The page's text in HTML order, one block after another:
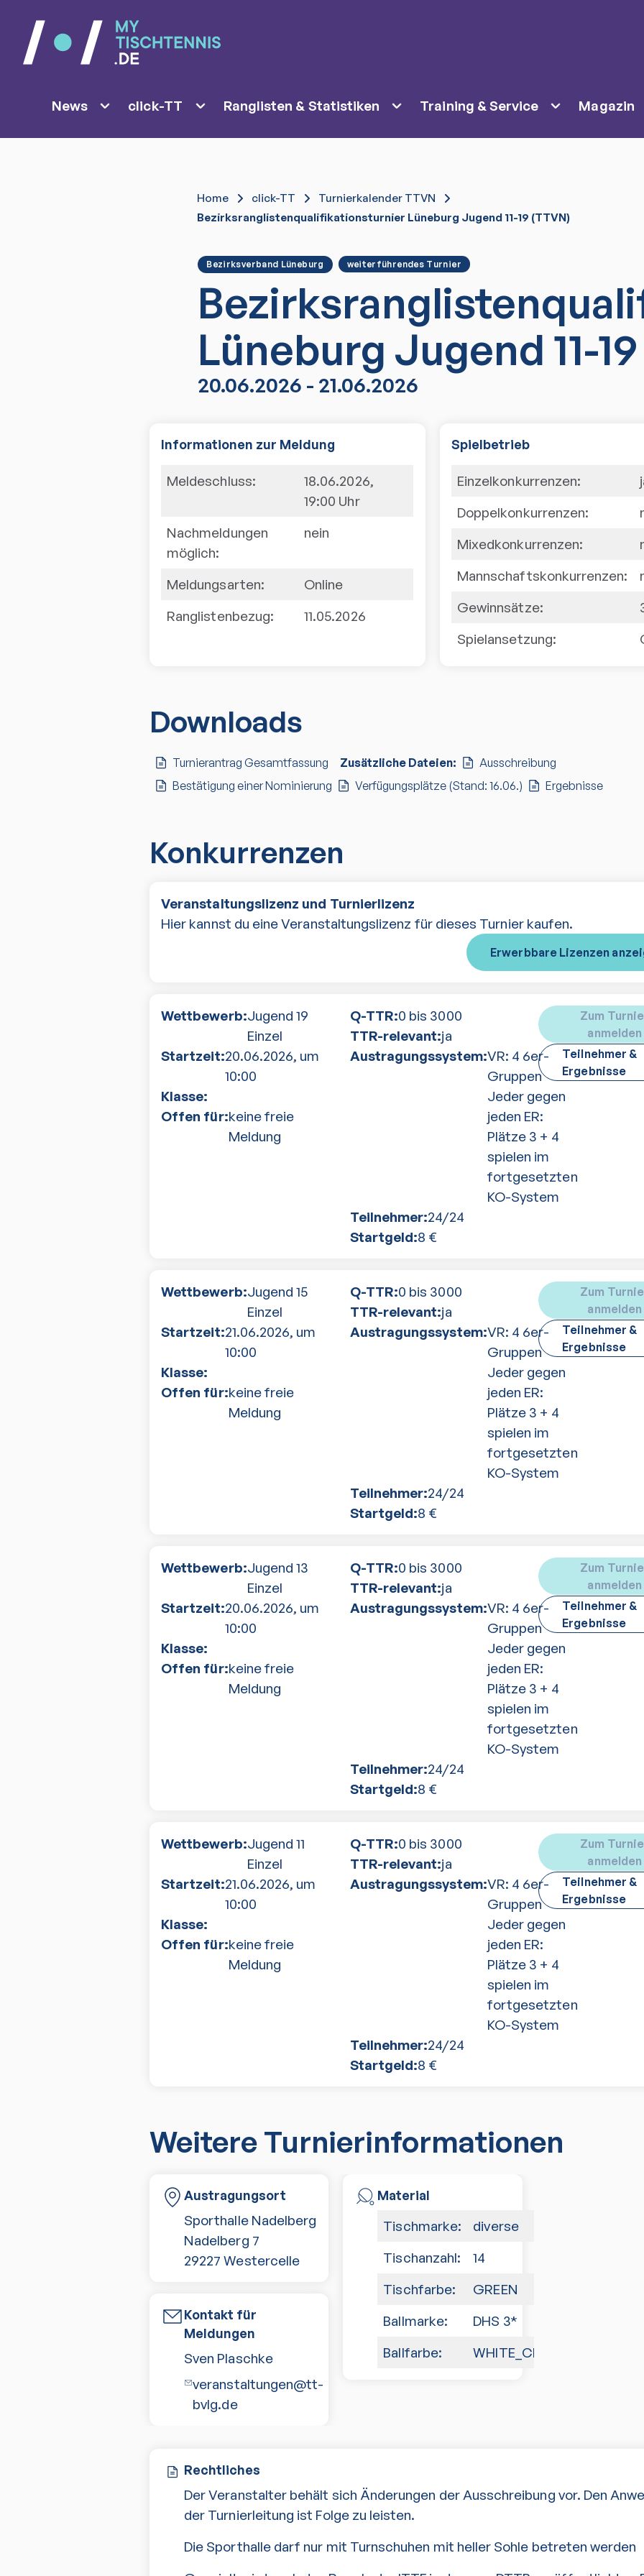
News click-TT Ranglisten & Statistiken Training & Service Magazin
Home click-TT
Turnierkalender TTVN
Bezirksranglistenqualifikationsturnier Lüneburg Jugend 11-19 (TTVN)
Bezirksverband Lüneburg weiterführendes Turnier
Lüneburg Jugend 11-19
20.06.2026 - 21.06.2026
Informationen zur Meldung
Meldeschluss: 18.06.2026,
19:00 Uhr
Nachmeldungen
möglich:
nein
Meldungsarten:
Online
Ranglistenbezug:
11.05.2026
Spielbetrieb
Einzelkonkurrenzen:
Doppelkonkurrenzen:
Mixedkonkurrenzen:
Mannschaftskonkurrenzen:
Gewinnsätze:
Spielansetzung:
Downloads
Turnierantrag Gesamtfassung Zusätzliche Dateien:
Ausschreibung
Bestätigung einer Nominierung
Verfügungsplätze (Stand: 16.06.) Ergebnisse
Konkurrenzen
Veranstaltungslizenz und Turnierlizenz
Hier kannst du eine Veranstaltungslizenz für dieses Turnier kaufen.
Erwerbbare Lizenzen
Wettbewerb:Jugend 19
Einzel
Startzeit:20.06.2026, um
10:00
Klasse:
Offen für:keine freie
Meldung
Q-TTR:0 bis 3000
TTR-relevant:ja
Austragungssystem:VR: 4 6er-
Gruppen
Jeder gegen
jeden ER:
Plätze 3 + 4
spielen im
fortgesetzten
KO-System
Teilnehmer:24/24
Startgeld:8 €
Zum
anmelden
Teilnehmer &
Ergebnisse
Wettbewerb:Jugend 15
Einzel
Startzeit:21.06.2026, um
10:00
Klasse:
Offen für:keine freie
Meldung
Q-TTR:0 bis 3000
TTR-relevant:ja
Austragungssystem:VR: 4 6er-
Gruppen
Jeder gegen
jeden ER:
Plätze 3 + 4
spielen im
fortgesetzten
KO-System
Teilnehmer:24/24
Startgeld:8 €
Zum
anmelden
Teilnehmer &
Ergebnisse
Wettbewerb:Jugend 13
Einzel
Startzeit:20.06.2026, um
10:00
Klasse:
Offen für:keine freie
Meldung
Q-TTR:0 bis 3000
TTR-relevant:ja
Austragungssystem:VR: 4 6er-
Gruppen
Jeder gegen
jeden ER:
Plätze 3 + 4
spielen im
fortgesetzten
KO-System
Teilnehmer:24/24
Startgeld:8 €
Zum
anmelden
Teilnehmer &
Ergebnisse
Wettbewerb:Jugend 11
Einzel
Startzeit:21.06.2026, um
10:00
Klasse:
Offen für:keine freie
Meldung
Q-TTR:0 bis 3000
TTR-relevant:ja
Austragungssystem:VR: 4 6er-
Gruppen
Jeder gegen
jeden ER:
Plätze 3 + 4
spielen im
fortgesetzten
KO-System
Teilnehmer:24/24
Startgeld:8 €
Zum
anmelden
Teilnehmer &
Ergebnisse
Weitere Turnierinformationen
Austragungsort
Sporthalle Nadelberg
Nadelberg 7
29227 Westercelle
Kontakt für
Meldungen
Sven Plaschke
veranstaltungen@tt-
bvlg.de
Material
Tischmarke:
diverse
Tischanzahl:
14
Tischfarbe:
GREEN
Ballmarke:
DHS 3*
Ballfarbe:
WHITE_CELLULOID
Rechtliches
Der Veranstalter behält sich Änderungen der Ausschreibung vor. Den
der Turnierleitung ist Folge zu leisten.
Die Sporthalle darf nur mit Turnschuhen mit heller Sohle betreten werden